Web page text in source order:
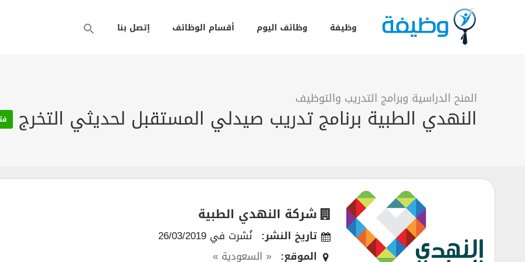
وظيفة وظائف اليوم أقسام الوظائف إتصل بنا
المنح الدراسية وبرامج التدريب والتوظيف
النهدي الطبية برنامج تدريب صيدلي المستقبل لحديثي التخرج
شركة النهدي الطبية
تاريخ النشر: نُشرت في 26/03/2019
الموقع: « السعودية »